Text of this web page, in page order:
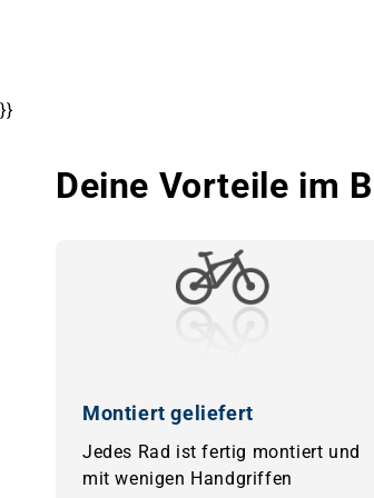
}}
Deine Vorteile im
Montiert geliefert
Jedes Rad ist fertig montiert und
mit wenigen Handgriffen